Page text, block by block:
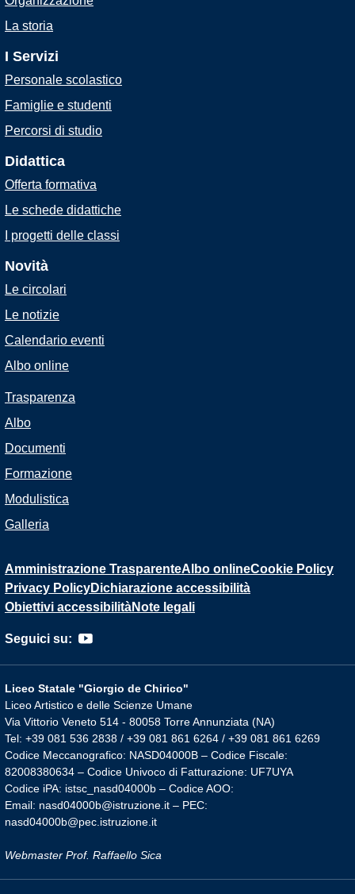
La storia
I Servizi
Personale scolastico
Famiglie e studenti
Percorsi di studio
Didattica
Offerta formativa
Le schede didattiche
I progetti delle classi
Novità
Le circolari
Le notizie
Calendario eventi
Albo online
Trasparenza
Albo
Documenti
Formazione
Modulistica
Galleria
Amministrazione TrasparenteAlbo onlineCookie Policy
Privacy PolicyDichiarazione accessibilità
Obiettivi accessibilitàNote legali
Seguici su:
Liceo Statale "Giorgio de Chirico"
Liceo Artistico e delle Scienze Umane
Via Vittorio Veneto 514 - 80058 Torre Annunziata (NA)
Tel: +39 081 536 2838 / +39 081 861 6264 / +39 081 861 6269
Codice Meccanografico: NASD04000B – Codice Fiscale:
82008380634 – Codice Univoco di Fatturazione: UF7UYA
Codice iPA: istsc_nasd04000b – Codice AOO:
Email: nasd04000b@istruzione.it – PEC:
nasd04000b@pec.istruzione.it
Webmaster Prof. Raffaello Sica